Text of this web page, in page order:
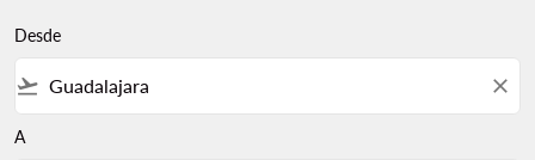
Desde
flight_takeoff close
A